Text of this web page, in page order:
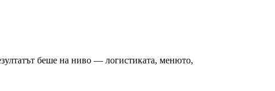
беше на ниво — логистиката, менюто,